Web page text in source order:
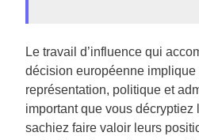
Le travail d’influence qui
décision européenne
représentation, politique et
important que vous décryptiez
sachiez faire valoir leurs